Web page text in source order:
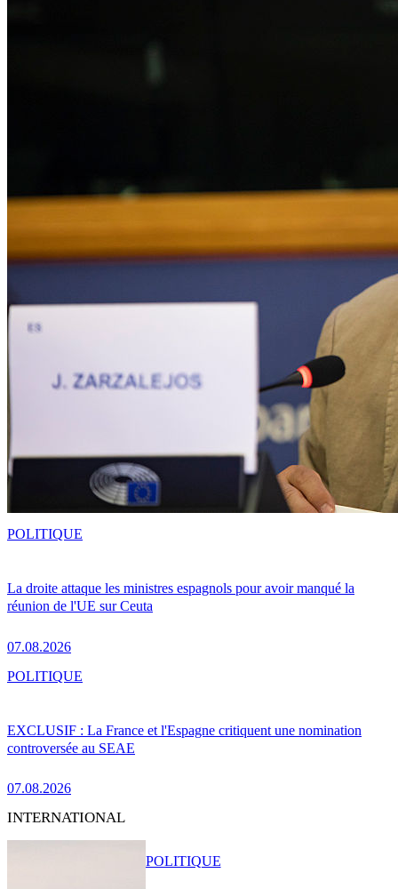
La droite attaque les ministres espagnols pour avoir manqué la
réunion de l'UE sur Ceuta
07.08.2026
POLITIQUE
EXCLUSIF : La France et l'Espagne critiquent une nomination
controversée au SEAE
07.08.2026
POLITIQUE
INTERNATIONAL
POLITIQUE